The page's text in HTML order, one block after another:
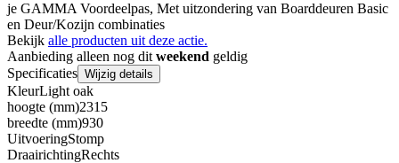
je GAMMA Voordeelpas, Met uitzondering van Boarddeuren Basic
en Deur/Kozijn combinaties
Bekijk alle producten uit deze actie.
Aanbieding alleen nog dit weekend geldig
Specificaties Wijzig details
KleurLight oak
hoogte (mm)2315
breedte (mm)930
UitvoeringStomp
DraairichtingRechts